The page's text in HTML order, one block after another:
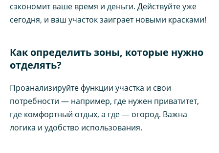
сэкономит ваше время и деньги. Действуйте уже
сегодня, и ваш участок заиграет новыми красками!
Как определить зоны, которые нужно
отделять?
Проанализируйте функции участка и свои
потребности — например, где нужен приватитет,
где комфортный отдых, а где — огород. Важна
логика и удобство использования.